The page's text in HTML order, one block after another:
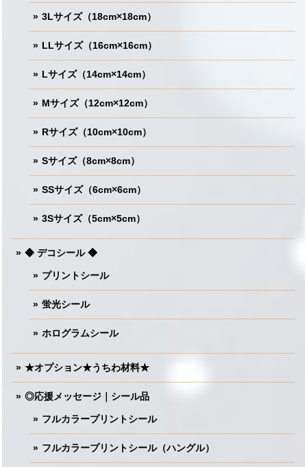
3Lサイズ（18cm×18cm）
LLサイズ（16cm×16cm）
Lサイズ（14cm×14cm）
Mサイズ（12cm×12cm）
Rサイズ（10cm×10cm）
Sサイズ（8cm×8cm）
SSサイズ（6cm×6cm）
3Sサイズ（5cm×5cm）
◆ デコシール ◆
プリントシール
蛍光シール
ホログラムシール
★オプション★うちわ材料★
◎応援メッセージ｜シール品
フルカラープリントシール
フルカラープリントシール（ハングル）